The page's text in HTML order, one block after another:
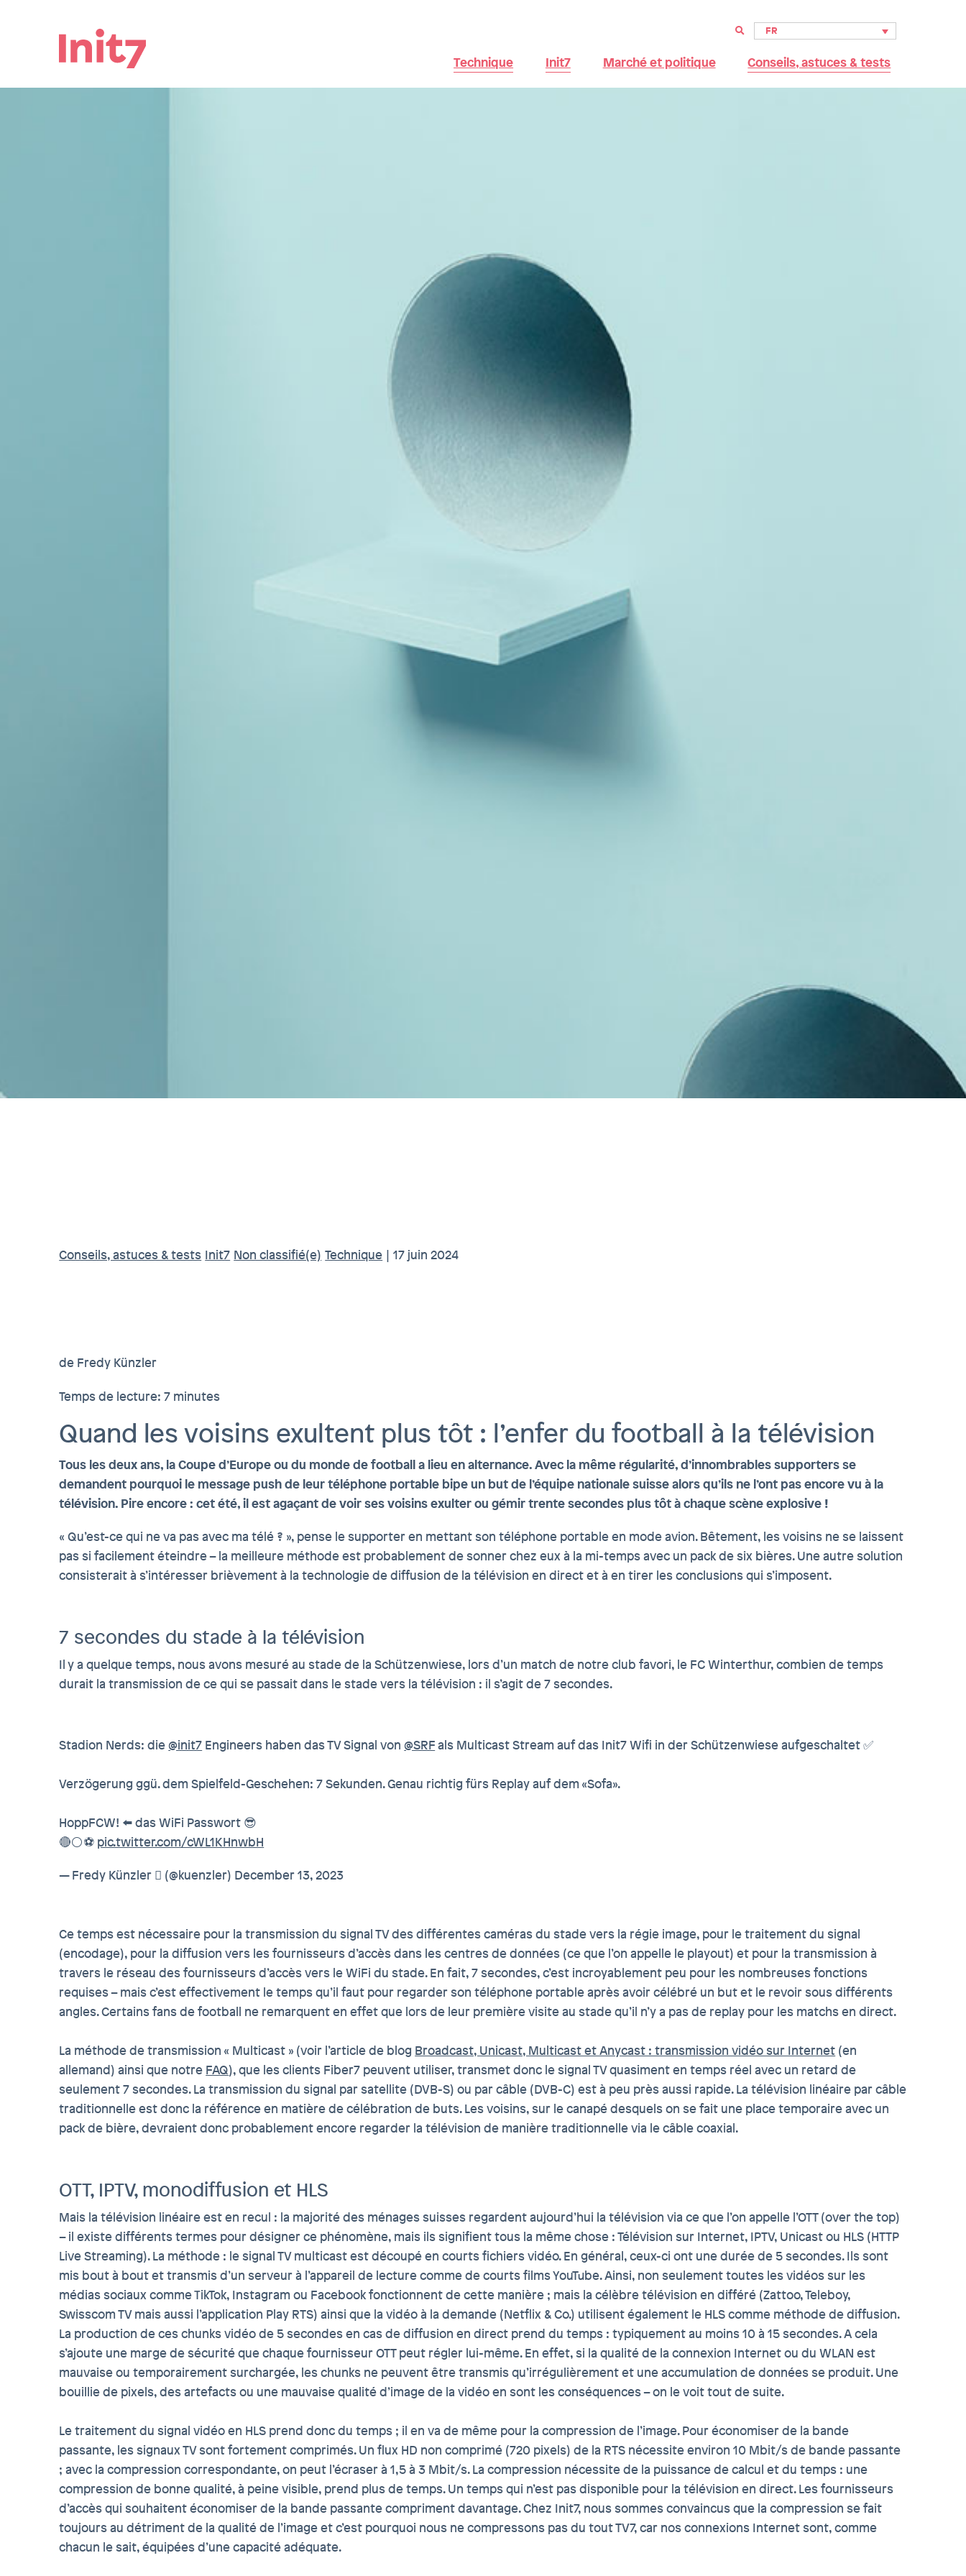
FR
Technique Init7 Marché et politique Conseils, astuces & tests
Conseils, astuces & tests Init7 Non classifié(e) Technique | 17 juin 2024
de Fredy Künzler
Temps de lecture: 7 minutes
Quand les voisins exultent plus tôt : l’enfer du football à la télévision
Tous les deux ans, la Coupe d’Europe ou du monde de football a lieu en alternance. Avec la même régularité, d’innombrables supporters se
demandent pourquoi le message push de leur téléphone portable bipe un but de l’équipe nationale suisse alors qu’ils ne l’ont pas encore vu à la
télévision. Pire encore : cet été, il est agaçant de voir ses voisins exulter ou gémir trente secondes plus tôt à chaque scène explosive !
« Qu’est-ce qui ne va pas avec ma télé ? », pense le supporter en mettant son téléphone portable en mode avion. Bêtement, les voisins ne se laissent
pas si facilement éteindre – la meilleure méthode est probablement de sonner chez eux à la mi-temps avec un pack de six bières. Une autre solution
consisterait à s’intéresser brièvement à la technologie de diffusion de la télévision en direct et à en tirer les conclusions qui s’imposent.
7 secondes du stade à la télévision
Il y a quelque temps, nous avons mesuré au stade de la Schützenwiese, lors d’un match de notre club favori, le FC Winterthur, combien de temps
durait la transmission de ce qui se passait dans le stade vers la télévision : il s’agit de 7 secondes.
Stadion Nerds: die@init7 Engineers haben das TV Signal von@SRFals Multicast Stream auf das Init7 Wifi in der Schützenwiese aufgeschaltet ✅
Verzögerung ggü. dem Spielfeld-Geschehen: 7 Sekunden. Genau richtig fürs Replay auf dem «Sofa».
HoppFCW! ⬅️ das WiFi Passwort 😎
🔴⚪️⚽️ pic.twitter.com/cWL1KHnwbH
— Fredy Künzler  (@kuenzler) December 13, 2023
Ce temps est nécessaire pour la transmission du signal TV des différentes caméras du stade vers la régie image, pour le traitement du signal
(encodage), pour la diffusion vers les fournisseurs d’accès dans les centres de données (ce que l’on appelle le playout) et pour la transmission à
travers le réseau des fournisseurs d’accès vers le WiFi du stade. En fait, 7 secondes, c’est incroyablement peu pour les nombreuses fonctions
requises – mais c’est effectivement le temps qu’il faut pour regarder son téléphone portable après avoir célébré un but et le revoir sous différents
angles. Certains fans de football ne remarquent en effet que lors de leur première visite au stade qu’il n’y a pas de replay pour les matchs en direct.
La méthode de transmission « Multicast » (voir l’article de blog Broadcast, Unicast, Multicast et Anycast : transmission vidéo sur Internet (en
allemand) ainsi que notre FAQ), que les clients Fiber7 peuvent utiliser, transmet donc le signal TV quasiment en temps réel avec un retard de
seulement 7 secondes. La transmission du signal par satellite (DVB-S) ou par câble (DVB-C) est à peu près aussi rapide. La télévision linéaire par câble
traditionnelle est donc la référence en matière de célébration de buts. Les voisins, sur le canapé desquels on se fait une place temporaire avec un
pack de bière, devraient donc probablement encore regarder la télévision de manière traditionnelle via le câble coaxial.
OTT, IPTV, monodiffusion et HLS
Mais la télévision linéaire est en recul : la majorité des ménages suisses regardent aujourd’hui la télévision via ce que l’on appelle l’OTT (over the top)
– il existe différents termes pour désigner ce phénomène, mais ils signifient tous la même chose : Télévision sur Internet, IPTV, Unicast ou HLS (HTTP
Live Streaming). La méthode : le signal TV multicast est découpé en courts fichiers vidéo. En général, ceux-ci ont une durée de 5 secondes. Ils sont
mis bout à bout et transmis d’un serveur à l’appareil de lecture comme de courts films YouTube. Ainsi, non seulement toutes les vidéos sur les
médias sociaux comme TikTok, Instagram ou Facebook fonctionnent de cette manière ; mais la célèbre télévision en différé (Zattoo, Teleboy,
Swisscom TV mais aussi l’application Play RTS) ainsi que la vidéo à la demande (Netflix & Co.) utilisent également le HLS comme méthode de diffusion.
La production de ces chunks vidéo de 5 secondes en cas de diffusion en direct prend du temps : typiquement au moins 10 à 15 secondes. A cela
s’ajoute une marge de sécurité que chaque fournisseur OTT peut régler lui-même. En effet, si la qualité de la connexion Internet ou du WLAN est
mauvaise ou temporairement surchargée, les chunks ne peuvent être transmis qu’irrégulièrement et une accumulation de données se produit. Une
bouillie de pixels, des artefacts ou une mauvaise qualité d’image de la vidéo en sont les conséquences – on le voit tout de suite.
Le traitement du signal vidéo en HLS prend donc du temps ; il en va de même pour la compression de l’image. Pour économiser de la bande
passante, les signaux TV sont fortement comprimés. Un flux HD non comprimé (720 pixels) de la RTS nécessite environ 10 Mbit/s de bande passante
; avec la compression correspondante, on peut l’écraser à 1,5 à 3 Mbit/s. La compression nécessite de la puissance de calcul et du temps : une
compression de bonne qualité, à peine visible, prend plus de temps. Un temps qui n’est pas disponible pour la télévision en direct. Les fournisseurs
d’accès qui souhaitent économiser de la bande passante compriment davantage. Chez Init7, nous sommes convaincus que la compression se fait
toujours au détriment de la qualité de l’image et c’est pourquoi nous ne compressons pas du tout TV7, car nos connexions Internet sont, comme
chacun le sait, équipées d’une capacité adéquate.